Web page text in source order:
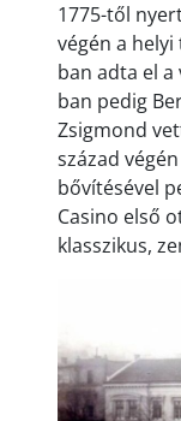
1775-től
végén a
ban adta el a
ban pedig
Zsigmond
század
bővítésével
Casino első
klasszikus,